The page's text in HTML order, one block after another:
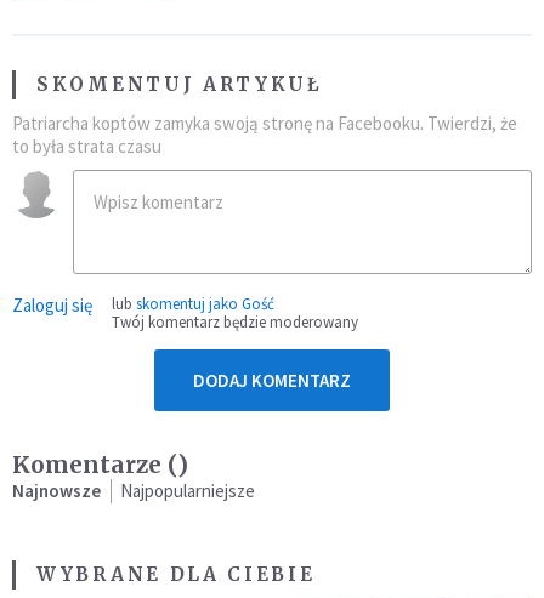
SKOMENTUJ ARTYKUŁ
Patriarcha koptów zamyka swoją stronę na Facebooku. Twierdzi, że
to była strata czasu
Zaloguj się lub skomentuj jako Gość
Twój komentarz będzie moderowany
DODAJ KOMENTARZ
Komentarze ()
Najnowsze Najpopularniejsze
WYBRANE DLA CIEBIE